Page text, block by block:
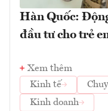
Hàn Quốc:
đầu tư cho trẻ
Xem thêm
Kinh tế
Kinh doanh